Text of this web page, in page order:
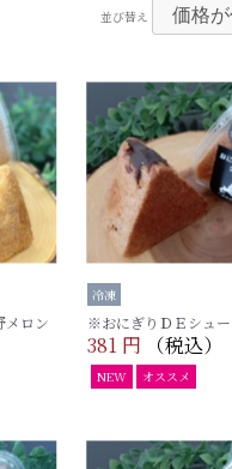
並び替え
メロン
冷凍
※おにぎりＤＥシュー
381 円 （税込）
NEW オススメ